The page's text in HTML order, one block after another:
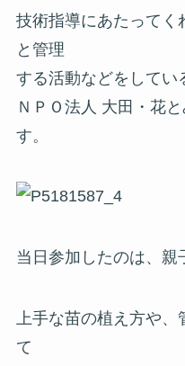
技術指導にあたってく
と管理
する活動などをしてい
ＮＰＯ法人 大田・花
す。
当日参加したのは、親
上手な苗の植え方や、
て